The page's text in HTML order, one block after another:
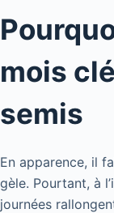
mois
semis
En apparence, il
gèle. Pourtant, à
journées